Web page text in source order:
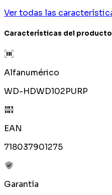
Ver todas las
Características del producto
Alfanumérico
WD-HDWD102PURP
EAN
718037901275
Garantía